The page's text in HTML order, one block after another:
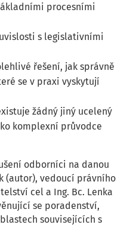
procesními
s legislativními
řešení, jak správně
se v praxi vyskytují
žádný jiný ucelený
komplexní průvodce
odborníci na danou
(autor), vedoucí právního
cel a Ing. Bc. Lenka
se poradenství,
souvisejících s